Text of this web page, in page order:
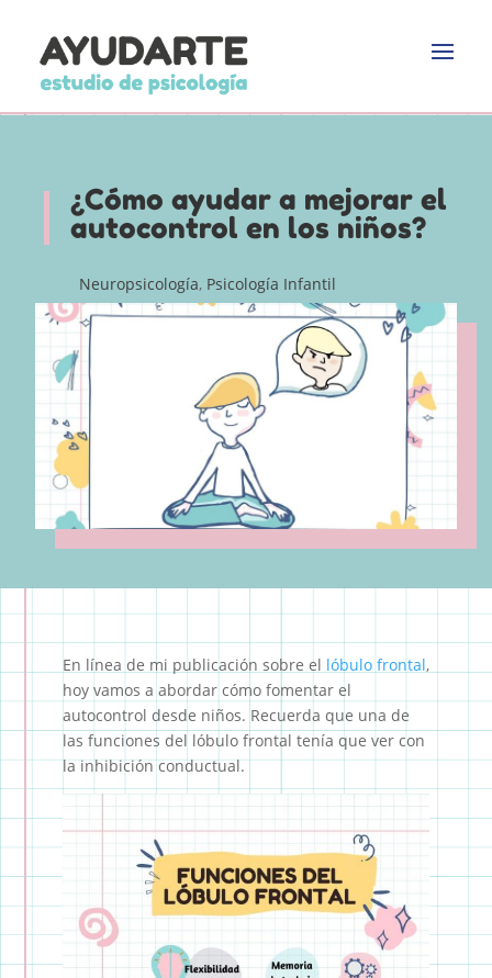
¿Cómo ayudar a mejorar el
autocontrol en los niños?
Neuropsicología, Psicología Infantil
En línea de mi publicación sobre el lóbulo frontal,
hoy vamos a abordar cómo fomentar el
autocontrol desde niños. Recuerda que una de
las funciones del lóbulo frontal tenía que ver con
la inhibición conductual.